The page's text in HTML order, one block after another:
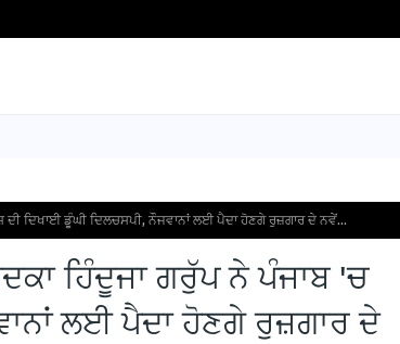
ਦਿਖਾਈ ਡੂੰਘੀ ਦਿਲਚਸਪੀ, ਨੌਜਵਾਨਾਂ ਲਈ ਪੈਦਾ ਹੋਣਗੇ ਰੁਜ਼ਗਾਰ ਦੇ ਨਵੇਂ...
ਹਿੰਦੂਜਾ ਗਰੁੱਪ ਨੇ ਪੰਜਾਬ 'ਚ
ਲਈ ਪੈਦਾ ਹੋਣਗੇ ਰੁਜ਼ਗਾਰ ਦੇ